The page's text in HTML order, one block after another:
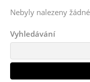
Nebyly nalezeny
Vyhledávání